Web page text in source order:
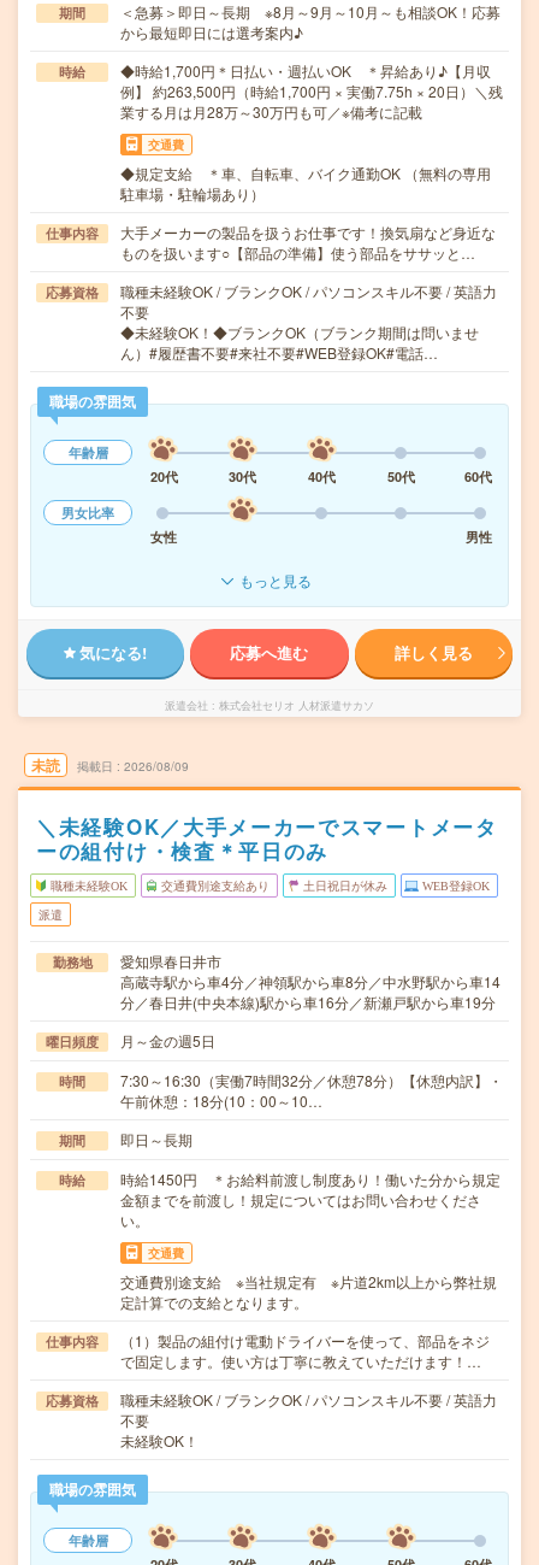
期間
＜急募＞即日～長期 ※8月～9月～10月～も相談OK！応募
から最短即日には選考案内♪
時給
◆時給1,700円＊日払い・週払いOK ＊昇給あり♪【月収
例】 約263,500円（時給1,700円 × 実働7.75h × 20日）＼残
業する月は月28万～30万円も可／※備考に記載
交通費
◆規定支給 ＊車、自転車、バイク通勤OK （無料の専用
駐車場・駐輪場あり）
仕事内容
大手メーカーの製品を扱うお仕事です！換気扇など身近な
ものを扱います○【部品の準備】使う部品をササッと…
応募資格
職種未経験OK / ブランクOK / パソコンスキル不要 / 英語力
不要
◆未経験OK！◆ブランクOK（ブランク期間は問いませ
ん）#履歴書不要#来社不要#WEB登録OK#電話…
職場の雰囲気
年齢層
20代
30代 40代 50代
60代
男女比率
女性
男性
もっと見る
気になる! 応募へ進む 詳しく見る
派遣会社 株式会社セリオ 人材派遣サカソ
未読 掲載日 2026/08/09
＼未経験OK／大手メーカーでスマートメータ
ーの組付け・検査＊平日のみ
職種未経験OK 交通費別途支給あり 土日祝日が休み WEB登録OK
派遣
勤務地
愛知県春日井市
高蔵寺駅から車4分／神領駅から車8分／中水野駅から車14
分／春日井(中央本線)駅から車16分／新瀬戸駅から車19分
曜日頻度 月～金の週5日
時間
7:30～16:30（実働7時間32分／休憩78分）【休憩内訳】・
午前休憩：18分(10：00～10…
期間 即日～長期
時給
時給1450円 ＊お給料前渡し制度あり！働いた分から規定
金額までを前渡し！規定についてはお問い合わせくださ
い。
交通費
交通費別途支給 ※当社規定有 ※片道2km以上から弊社規
定計算での支給となります。
仕事内容
（1）製品の組付け電動ドライバーを使って、部品をネジ
で固定します。使い方は丁寧に教えていただけます！…
応募資格
職種未経験OK / ブランクOK / パソコンスキル不要 / 英語力
不要
未経験OK！
職場の雰囲気
年齢層